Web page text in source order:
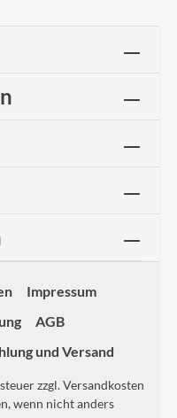
Impressum
AGB
und Versand
zzgl.Versandkosten
wenn nicht anders